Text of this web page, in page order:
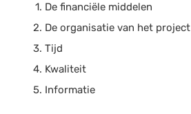
De financiële middelen
De organisatie van het project
Tijd
Kwaliteit
Informatie